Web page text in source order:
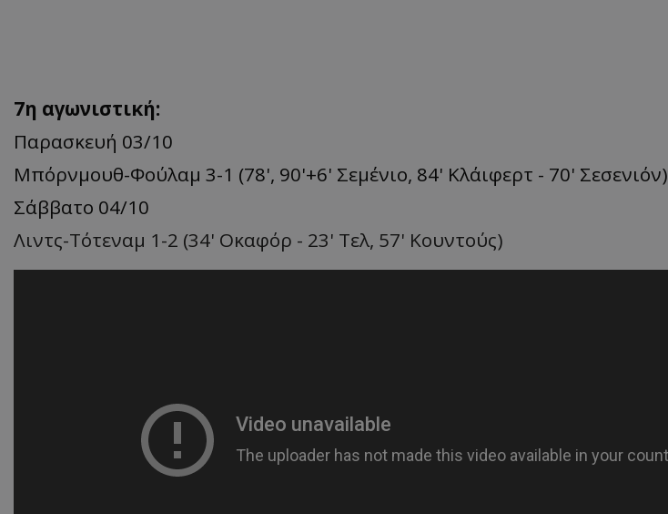
7η αγωνιστική:
Παρασκευή 03/10
Μπόρνμουθ-Φούλαμ 3-1 (78', 90'+6' Σεμένιο, 84' Κλάιφερτ - 70' Σεσενιόν)
Σάββατο 04/10
Λιντς-Τότεναμ 1-2 (34' Οκαφόρ - 23' Τελ, 57' Κουντούς)